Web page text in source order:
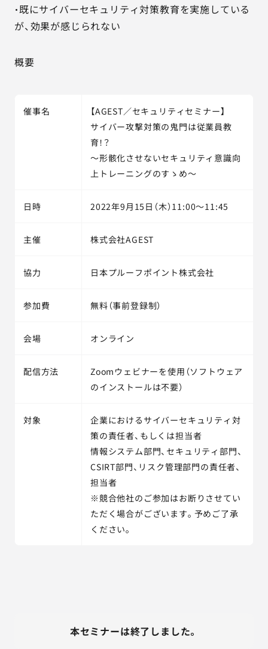
・既にサイバーセキュリティ対策教育を実施している
が、効果が感じられない
概要
催事名
【AGEST／セキュリティセミナー】
サイバー攻撃対策の鬼門は従業員教
育！？
～形骸化させないセキュリティ意識向
上トレーニングのすゝめ～
日時 2022年9月15日（木）11:00～11:45
主催 株式会社AGEST
協力 日本プルーフポイント株式会社
参加費 無料（事前登録制）
会場 オンライン
配信方法
Zoomウェビナーを使用（ソフトウェア
のインストールは不要）
対象
企業におけるサイバーセキュリティ対
策の責任者、もしくは担当者
情報システム部門、セキュリティ部門、
CSIRT部門、リスク管理部門の責任者、
担当者
※競合他社のご参加はお断りさせてい
ただく場合がございます。予めご了承
ください。
本セミナーは終了しました。